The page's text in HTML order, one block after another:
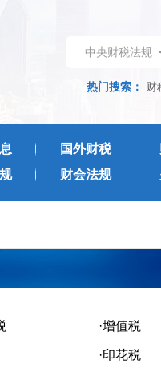
中央财税法规
热门搜索： 财
国外财税
财会法规
·增值税
·印花税